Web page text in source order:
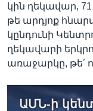
կին ղեկավար,
թե արդյոք
կընդունի
ղեկավարի
առաջարկը, թե՛